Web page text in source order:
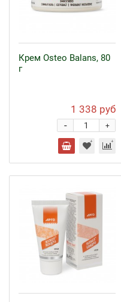
Крем Osteo Balans, 80
г
1 338 руб
+
-